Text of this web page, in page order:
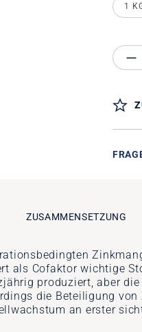
1
ZUSAMMENSETZUNG
als Cofaktor wichtige
produziert, aber
die Beteiligung
an erster